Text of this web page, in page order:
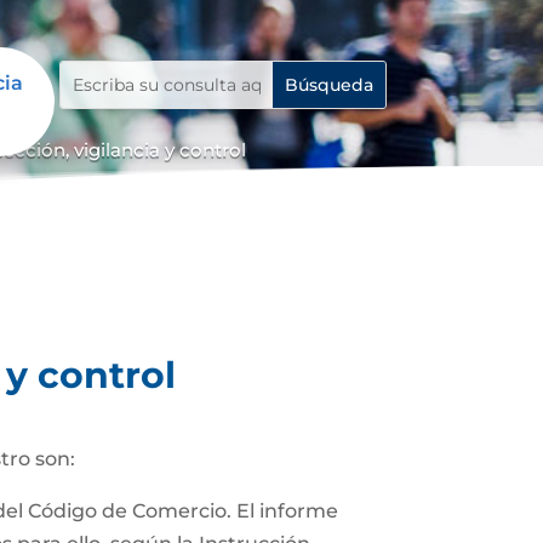
vigilancia y control
control
son:
Código de Comercio. El informe